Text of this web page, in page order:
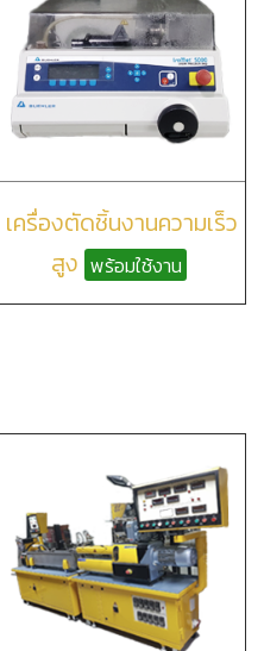
เครื่องตัดชิ้นงานความเร็ว
สูง พร้อมใช้งาน